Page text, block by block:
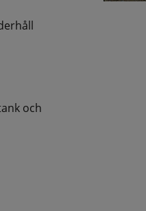
och